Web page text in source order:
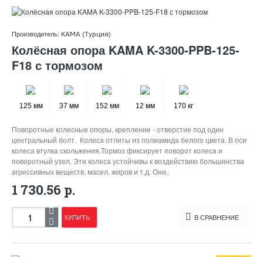
Производитель: KAMA (Турция)
Колёсная опора KAMA K-3300-PPB-125-
F18 с тормозом
125 мм 37 мм 152 мм 12 мм 170 кг
Поворотные колесные опоры, крепление - отверстие под один
центральный болт. Колеса отлиты из полиамида белого цвета. В оси
колеса втулка скольжения.Тормоз фиксирует поворот колеса и
поворотный узел. Эти колеса устойчивы к воздействию большинства
агрессивных веществ, масел, жиров и т.д. Они..
1 730.56 р.
КУПИТЬ В СРАВНЕНИЕ